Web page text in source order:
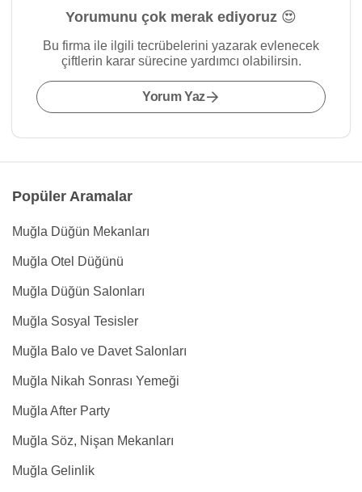
Yorumunu çok merak ediyoruz 😍
Bu firma ile ilgili tecrübelerini yazarak evlenecek
çiftlerin karar sürecine yardımcı olabilirsin.
Yorum Yaz
Popüler Aramalar
Muğla Düğün Mekanları
Muğla Otel Düğünü
Muğla Düğün Salonları
Muğla Sosyal Tesisler
Muğla Balo ve Davet Salonları
Muğla Nikah Sonrası Yemeği
Muğla After Party
Muğla Söz, Nişan Mekanları
Muğla Gelinlik